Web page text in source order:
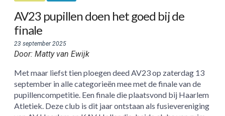
AV23 pupillen doen het goed bij de
finale
23 september 2025
Door: Matty van Ewijk
Met maar liefst tien ploegen deed AV23 op zaterdag 13
september in alle categorieën mee met de finale van de
pupillencompetitie. Een finale die plaatsvond bij Haarlem
Atletiek. Deze club is dit jaar ontstaan als fusievereniging